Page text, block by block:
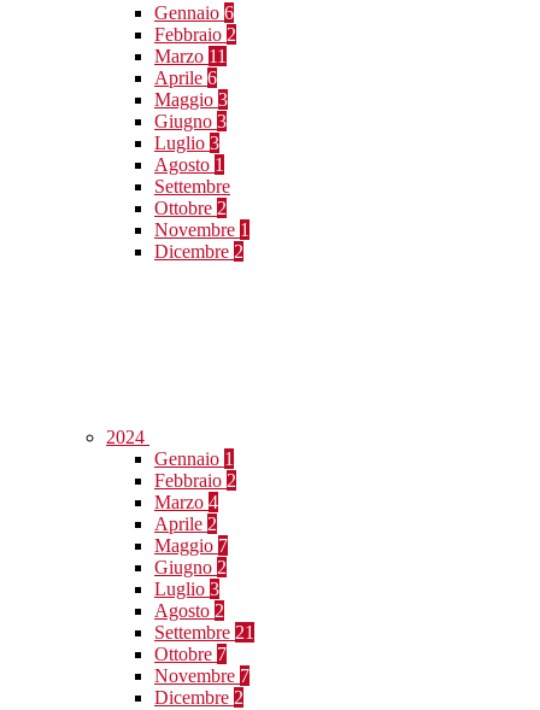
Gennaio 6
Febbraio 2
Marzo 11
Aprile 6
Maggio 3
Giugno 3
Luglio 3
Agosto 1
Settembre
Ottobre 2
Novembre 1
Dicembre 2
2024
Gennaio 1
Febbraio 2
Marzo 4
Aprile 2
Maggio 7
Giugno 2
Luglio 3
Agosto 2
Settembre 21
Ottobre 7
Novembre 7
Dicembre 2